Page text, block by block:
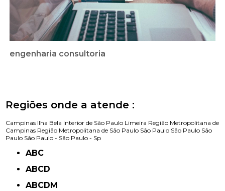
engenharia consultoria
Regiões onde a atende :
Campinas Ilha Bela Interior de São Paulo Limeira Região Metropolitana de
Campinas Região Metropolitana de São Paulo São Paulo São Paulo São
Paulo São Paulo - São Paulo - Sp
ABC
ABCD
ABCDM